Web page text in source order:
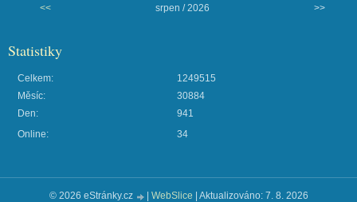
<< srpen / 2026 >>
Statistiky
Online: 34
Celkem:
1249515
Měsíc:
30884
Den:
941
© 2026 eStránky.cz WebSlice Aktualizováno: 7. 8. 2026